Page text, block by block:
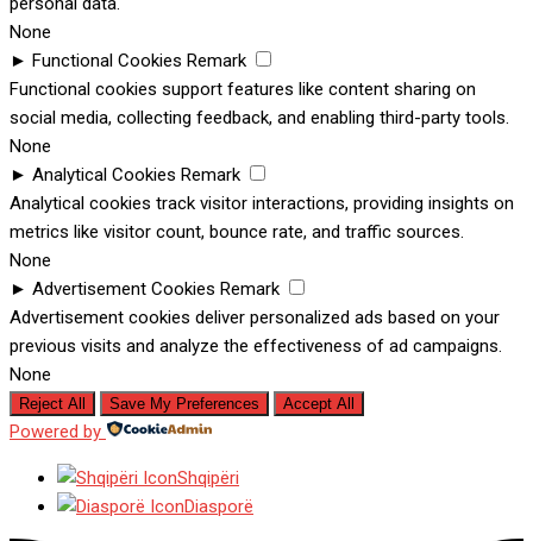
None
► Functional Cookies Remark
Functional cookies support features like content sharing on
social media, collecting feedback, and enabling third-party tools.
None
► Analytical Cookies Remark
Analytical cookies track visitor interactions, providing insights on
metrics like visitor count, bounce rate, and traffic sources.
None
► Advertisement Cookies Remark
Advertisement cookies deliver personalized ads based on your
previous visits and analyze the effectiveness of ad campaigns.
None
Reject All Save My Preferences Accept All
Powered by
Shqipëri
Diasporë